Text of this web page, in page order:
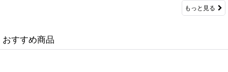
もっと見る
おすすめ商品